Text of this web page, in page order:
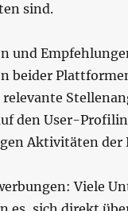
sind.
und
beider
den User-
Aktivitäten der
Viele